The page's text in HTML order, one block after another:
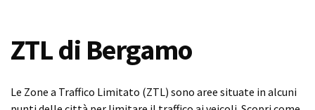
ZTL di Bergamo
Le Zone a Traffico Limitato (ZTL) sono aree situate in alcuni